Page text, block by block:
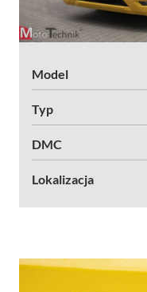
Model
Typ
DMC
Lokalizacja